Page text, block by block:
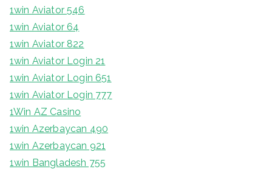
1win Aviator 546
1win Aviator 64
1win Aviator 822
1win Aviator Login 21
1win Aviator Login 651
1win Aviator Login 777
1Win AZ Casino
1win Azerbaycan 490
1win Azerbaycan 921
1win Bangladesh 755